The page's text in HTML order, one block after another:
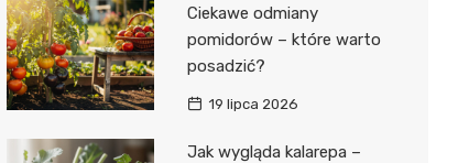
Ciekawe odmiany
pomidorów – które warto
posadzić?
19 lipca 2026
Jak wygląda kalarepa –